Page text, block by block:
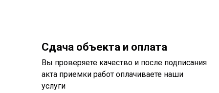
Сдача объекта и оплата
Вы проверяете качество и после подписания
акта приемки работ оплачиваете наши
услуги